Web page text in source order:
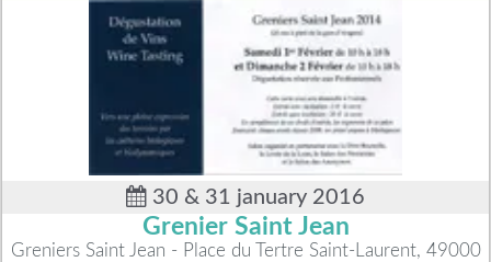
30 & 31 january 2016
Grenier Saint Jean
Greniers Saint Jean - Place du Tertre Saint-Laurent, 49000